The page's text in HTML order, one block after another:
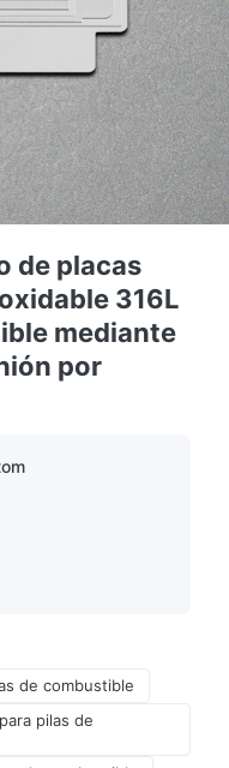
de placas
316L
mediante
por
de combustible
pilas de